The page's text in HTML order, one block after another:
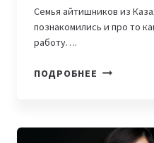
Семья айтишников из
познакомились и про то
работу….
ПОДРОБНЕЕ IT-
АЙСУЛУ